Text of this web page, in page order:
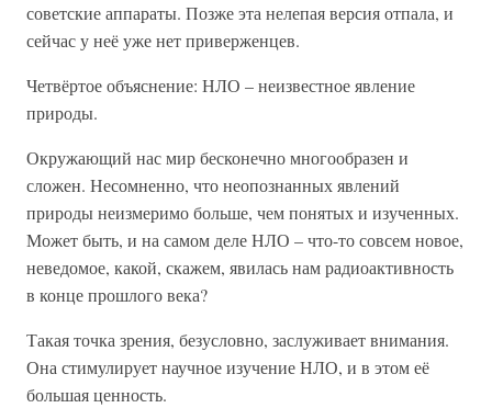
советские аппараты. Позже эта нелепая версия отпала, и
сейчас у неё уже нет приверженцев.
Четвёртое объяснение: НЛО – неизвестное явление
природы.
Окружающий нас мир бесконечно многообразен и
сложен. Несомненно, что неопознанных явлений
природы неизмеримо больше, чем понятых и изученных.
Может быть, и на самом деле НЛО – что-то совсем новое,
неведомое, какой, скажем, явилась нам радиоактивность
в конце прошлого века?
Такая точка зрения, безусловно, заслуживает внимания.
Она стимулирует научное изучение НЛО, и в этом её
большая ценность.